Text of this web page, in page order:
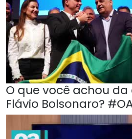
O que você achou
Flávio Bolsonaro?